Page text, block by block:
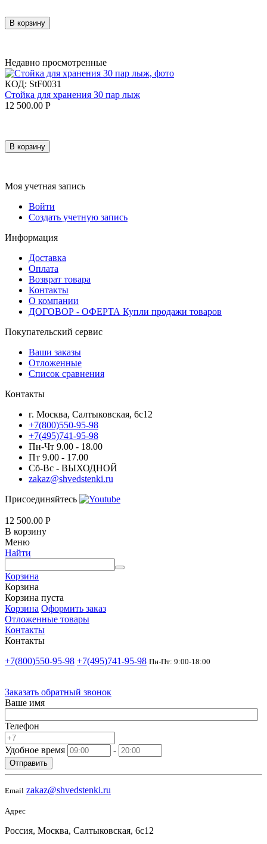
В корзину
Недавно просмотренные
КОД: StF0031
Стойка для хранения 30 пар лыж
12 500.00 Р
В корзину
Моя учетная запись
Войти
Создать учетную запись
Информация
Доставка
Оплата
Возврат товара
Контакты
О компании
ДОГОВОР - ОФЕРТА Купли продажи товаров
Покупательский сервис
Ваши заказы
Отложенные
Список сравнения
Контакты
г. Москва, Салтыковская, 6с12
+7(800)550-95-98
+7(495)741-95-98
Пн-Чт 9.00 - 18.00
Пт 9.00 - 17.00
Сб-Вс - ВЫХОДНОЙ
zakaz@shvedstenki.ru
Присоединяйтесь
12 500.00 Р
В корзину
Меню
Найти
Корзина
Корзина
Корзина пуста
Корзина Оформить заказ
Отложенные товары
Контакты
Контакты
+7(800)550-95-98 +7(495)741-95-98 Пн-Пт: 9:00-18:00
Заказать обратный звонок
Ваше имя
Телефон
Удобное время -
Отправить
Email zakaz@shvedstenki.ru
Адрес
Россия, Москва, Салтыковская, 6с12